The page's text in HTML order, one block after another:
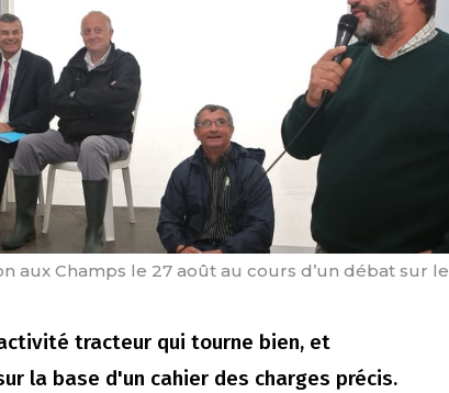
aux Champs le 27 août au cours d’un débat sur le
tracteur qui tourne bien, et
la base d'un cahier des charges précis.